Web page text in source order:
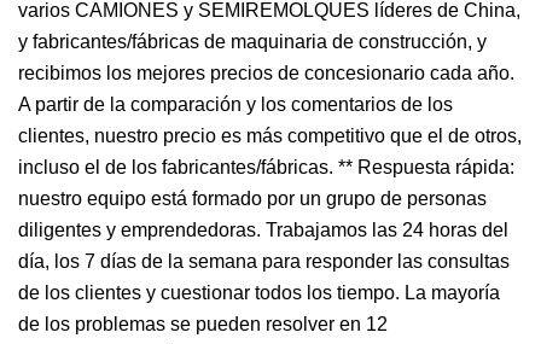
varios CAMIONES y SEMIREMOLQUES líderes de China,
y fabricantes/fábricas de maquinaria de construcción, y
recibimos los mejores precios de concesionario cada año.
A partir de la comparación y los comentarios de los
clientes, nuestro precio es más competitivo que el de otros,
incluso el de los fabricantes/fábricas. ** Respuesta rápida:
nuestro equipo está formado por un grupo de personas
diligentes y emprendedoras. Trabajamos las 24 horas del
día, los 7 días de la semana para responder las consultas
de los clientes y cuestionar todos los tiempo. La mayoría
de los problemas se pueden resolver en 12